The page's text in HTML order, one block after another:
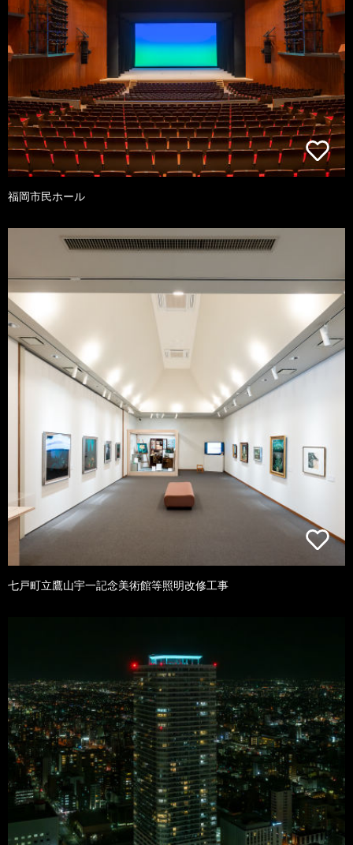
福岡市民ホール
七戸町立鷹山宇一記念美術館等照明改修工事